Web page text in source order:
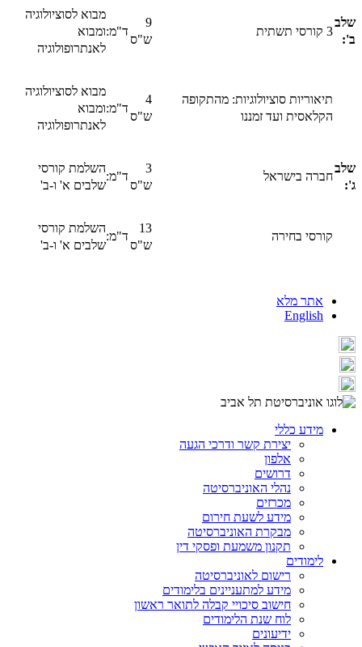
שלב
ב':
3 קורסי תשתית
ש"ס
ד"מ:
מבוא לסוציולוגיה
ומבוא
לאנתרופולוגיה
תיאוריות סוציולוגיות: מהתקופה
הקלאסית ועד זמננו
ש"ס
ד"מ:
מבוא לסוציולוגיה
ומבוא
לאנתרופולוגיה
שלב
ג':
חברה בישראל
ש"ס
ד"מ:
השלמת קורסי
שלבים א' ו-ב'
קורסי בחירה
ש"ס
ד"מ:
השלמת קורסי
שלבים א' ו-ב'
אתר מלא
English
מידע כללי
יצירת קשר ודרכי הגעה
אלפון
דרושים
נהלי האוניברסיטה
מכרזים
מידע לשעת חירום
מבקרת האוניברסיטה
תקנון משמעת ופסקי דין
לימודים
רישום לאוניברסיטה
מידע למתעניינים בלימודים
חישוב סיכויי קבלה לתואר ראשון
לוח שנת הלימודים
ידיעונים